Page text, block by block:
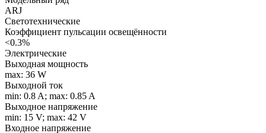
ARJ
Светотехнические
Коэффициент пульсации освещённости
<0.3%
Электрические
Выходная мощность
max: 36 W
Выходной ток
min: 0.8 A; max: 0.85 A
Выходное напряжение
min: 15 V; max: 42 V
Входное напряжение